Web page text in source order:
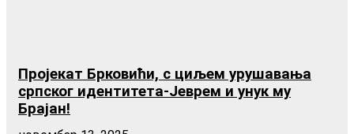
Пројекат Брковићи, с циљем урушавања
српског идентитета-Јеврем и унук му
Брајан!